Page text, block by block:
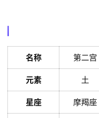
名称 第二宫
元素 土
星座 摩羯座